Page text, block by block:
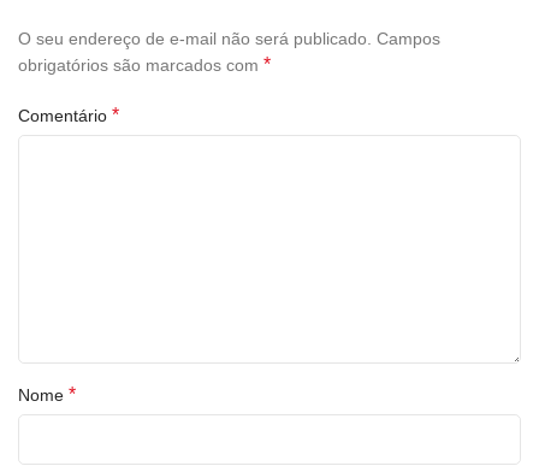
O seu endereço de e-mail não será publicado. Campos
obrigatórios são marcados com *
Comentário *
Nome *